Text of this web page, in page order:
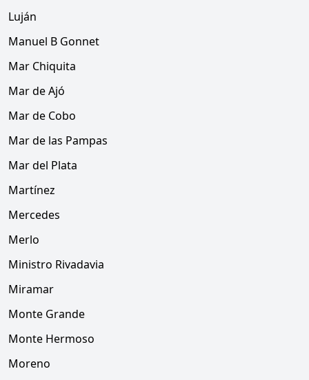
Luján
Manuel B Gonnet
Mar Chiquita
Mar de Ajó
Mar de Cobo
Mar de las Pampas
Mar del Plata
Martínez
Mercedes
Merlo
Ministro Rivadavia
Miramar
Monte Grande
Monte Hermoso
Moreno